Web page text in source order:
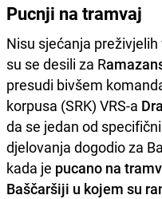
Pucnji na tramvaj
Nisu sjećanja
su se desili za R
presudi bivšem
korpusa (SRK) VRS-a
da se jedan od
djelovanja dogodio za
kada je pucano na
Baščaršiji u kojem su